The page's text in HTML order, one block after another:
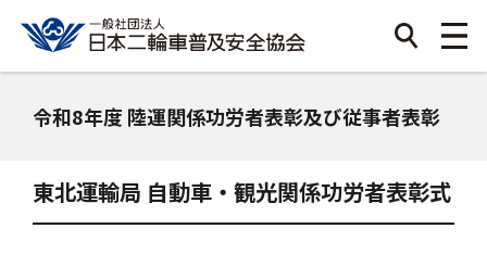
令和8年度 陸運関係功労者表彰及び従事者表彰
東北運輸局 自動車・観光関係功労者表彰式